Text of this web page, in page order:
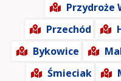
Przydroże
Przechód
Bykowice
Śmieciak